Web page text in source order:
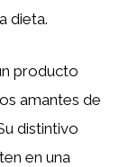
dieta.
producto
amantes de
distintivo
en una